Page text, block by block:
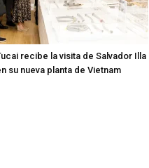
recibe la visita de Salvador Illa
su nueva planta de Vietnam